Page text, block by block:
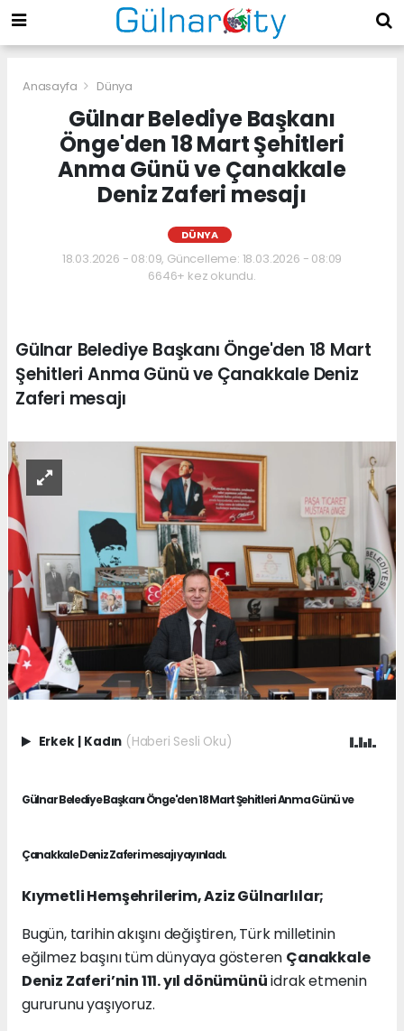
Anasayfa Dünya
Gülnar Belediye Başkanı
Önge'den 18 Mart Şehitleri
Anma Günü ve Çanakkale
Deniz Zaferi mesajı
DÜNYA
18.03.2026 - 08:09, Güncelleme: 18.03.2026 - 08:09
6646+ kez okundu.
Gülnar Belediye Başkanı Önge'den 18 Mart
Şehitleri Anma Günü ve Çanakkale Deniz
Zaferi mesajı
Erkek Kadın (Haberi Sesli Oku)
Gülnar Belediye Başkanı Önge'den 18 Mart Şehitleri Anma Günü ve
Çanakkale Deniz Zaferi mesajı yayınladı.
Kıymetli Hemşehrilerim, Aziz Gülnarlılar;
Bugün, tarihin akışını değiştiren, Türk milletinin
eğilmez başını tüm dünyaya gösteren Çanakkale
Deniz Zaferi’nin 111. yıl dönümünüidrak etmenin
gururunu yaşıyoruz.